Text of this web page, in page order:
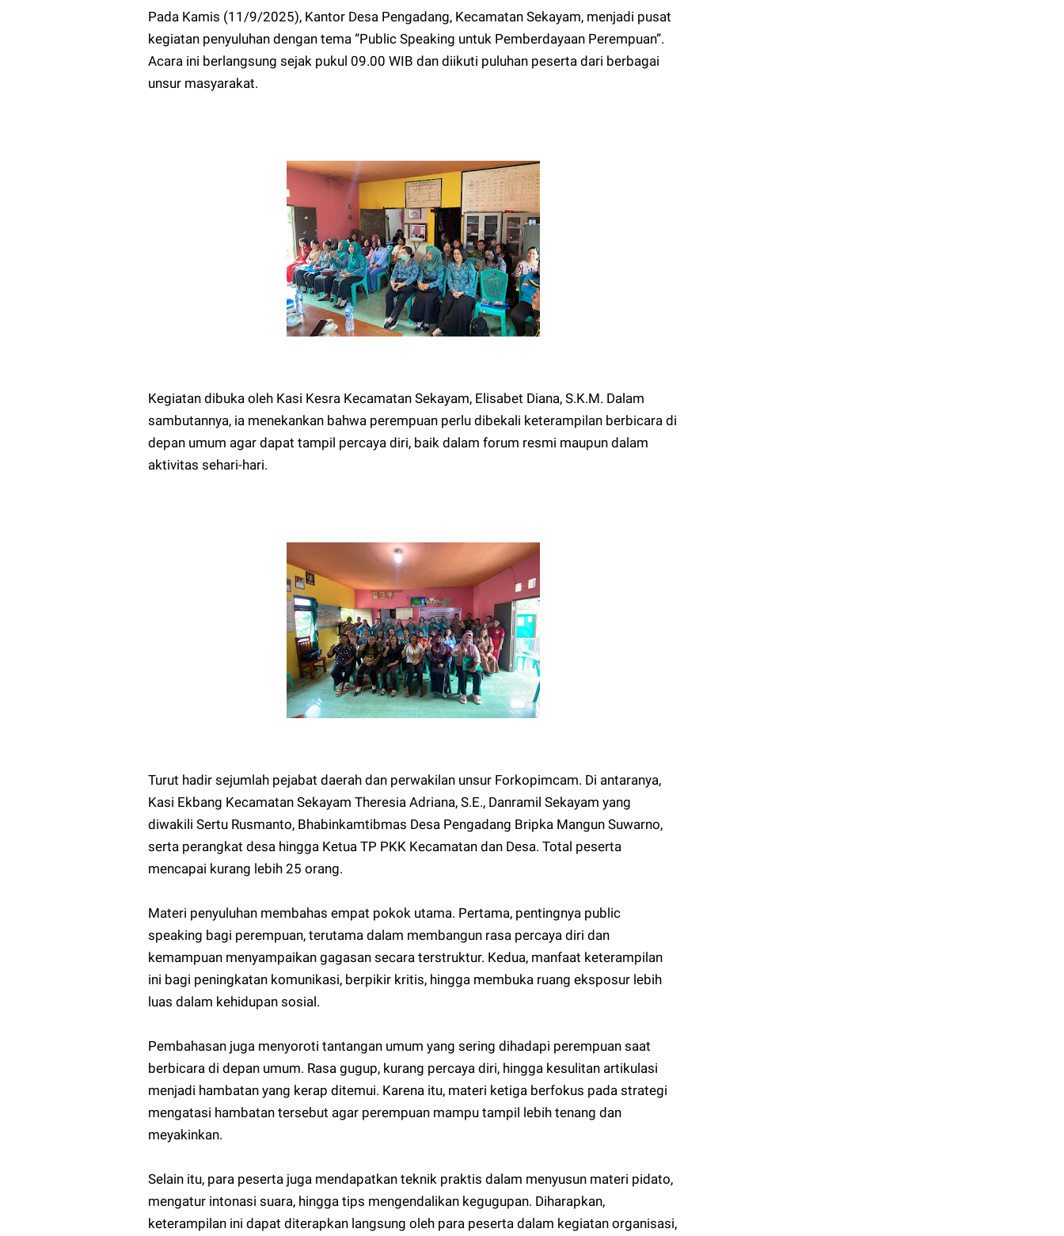
Pada Kamis (11/9/2025), Kantor Desa Pengadang, Kecamatan Sekayam, menjadi pusat
kegiatan penyuluhan dengan tema “Public Speaking untuk Pemberdayaan Perempuan”.
Acara ini berlangsung sejak pukul 09.00 WIB dan diikuti puluhan peserta dari berbagai
unsur masyarakat.
Kegiatan dibuka oleh Kasi Kesra Kecamatan Sekayam, Elisabet Diana, S.K.M. Dalam
sambutannya, ia menekankan bahwa perempuan perlu dibekali keterampilan berbicara di
depan umum agar dapat tampil percaya diri, baik dalam forum resmi maupun dalam
aktivitas sehari-hari.
Turut hadir sejumlah pejabat daerah dan perwakilan unsur Forkopimcam. Di antaranya,
Kasi Ekbang Kecamatan Sekayam Theresia Adriana, S.E., Danramil Sekayam yang
diwakili Sertu Rusmanto, Bhabinkamtibmas Desa Pengadang Bripka Mangun Suwarno,
serta perangkat desa hingga Ketua TP PKK Kecamatan dan Desa. Total peserta
mencapai kurang lebih 25 orang.
Materi penyuluhan membahas empat pokok utama. Pertama, pentingnya public
speaking bagi perempuan, terutama dalam membangun rasa percaya diri dan
kemampuan menyampaikan gagasan secara terstruktur. Kedua, manfaat keterampilan
ini bagi peningkatan komunikasi, berpikir kritis, hingga membuka ruang eksposur lebih
luas dalam kehidupan sosial.
Pembahasan juga menyoroti tantangan umum yang sering dihadapi perempuan saat
berbicara di depan umum. Rasa gugup, kurang percaya diri, hingga kesulitan artikulasi
menjadi hambatan yang kerap ditemui. Karena itu, materi ketiga berfokus pada strategi
mengatasi hambatan tersebut agar perempuan mampu tampil lebih tenang dan
meyakinkan.
Selain itu, para peserta juga mendapatkan teknik praktis dalam menyusun materi pidato,
mengatur intonasi suara, hingga tips mengendalikan kegugupan. Diharapkan,
keterampilan ini dapat diterapkan langsung oleh para peserta dalam kegiatan organisasi,